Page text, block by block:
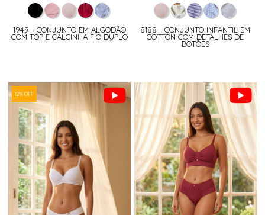
1949 - CONJUNTO EM ALGODÃO
COM TOP E CALCINHA FIO DUPLO
8188 - CONJUNTO INFANTIL EM
COTTON COM DETALHES DE
BOTÕES
12% OFF